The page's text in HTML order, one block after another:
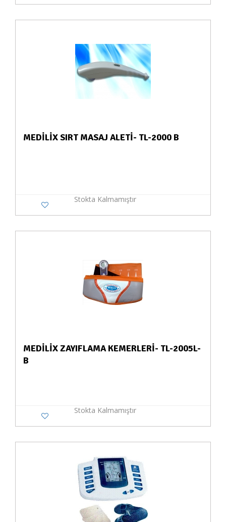
MEDİLİX SIRT MASAJ ALETİ- TL-2000 B
Stokta Kalmamıştır
MEDİLİX ZAYIFLAMA KEMERLERİ- TL-2005L-
B
Stokta Kalmamıştır